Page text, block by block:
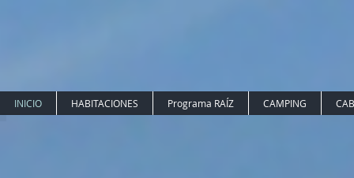
INICIO HABITACIONES Programa RAÍZ CAMPING